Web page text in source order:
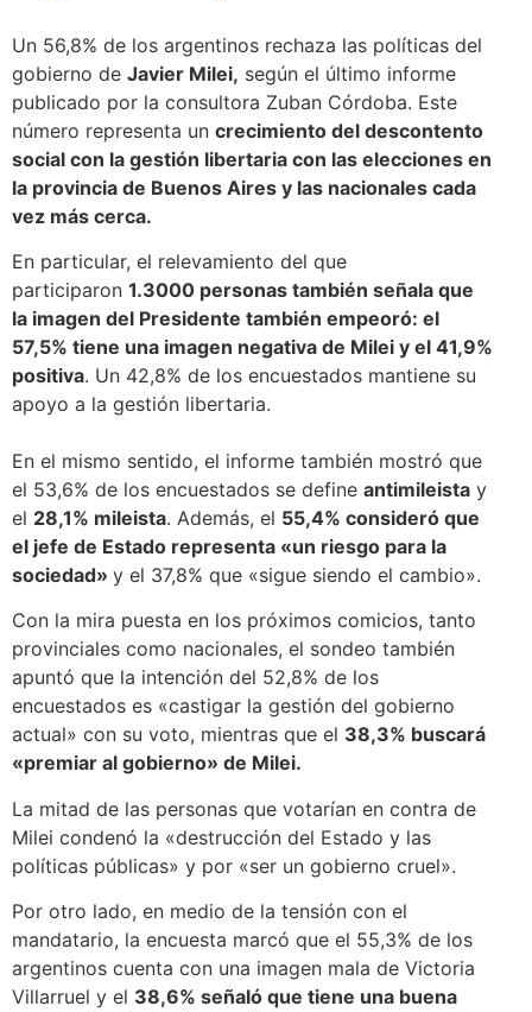
Un 56,8% de los argentinos rechaza las políticas del
gobierno de Javier Milei, según el último informe
publicado por la consultora Zuban Córdoba. Este
número representa un crecimiento del descontento
social con la gestión libertaria con las elecciones en
la provincia de Buenos Aires y las nacionales cada
vez más cerca.
En particular, el relevamiento del que
participaron 1.3000 personas también señala que
la imagen del Presidente también empeoró: el
57,5% tiene una imagen negativa de Milei y el 41,9%
positiva. Un 42,8% de los encuestados mantiene su
apoyo a la gestión libertaria.
En el mismo sentido, el informe también mostró que
el 53,6% de los encuestados se define antimileista y
el 28,1% mileista. Además, el 55,4% consideró que
el jefe de Estado representa «un riesgo para la
sociedad» y el 37,8% que «sigue siendo el cambio».
Con la mira puesta en los próximos comicios, tanto
provinciales como nacionales, el sondeo también
apuntó que la intención del 52,8% de los
encuestados es «castigar la gestión del gobierno
actual» con su voto, mientras que el 38,3% buscará
«premiar al gobierno» de Milei.
La mitad de las personas que votarían en contra de
Milei condenó la «destrucción del Estado y las
políticas públicas» y por «ser un gobierno cruel».
Por otro lado, en medio de la tensión con el
mandatario, la encuesta marcó que el 55,3% de los
argentinos cuenta con una imagen mala de Victoria
Villarruel y el 38,6% señaló que tiene una buena